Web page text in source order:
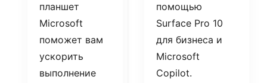
планшет
Microsoft
поможет вам
ускорить
выполнение
помощью
Surface Pro 10
для бизнеса и
Microsoft
Copilot.